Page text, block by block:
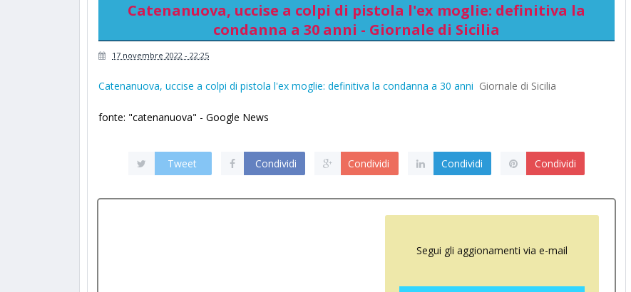
Catenanuova, uccise a colpi di pistola l'ex moglie: definitiva la
condanna a 30 anni - Giornale di Sicilia
17 novembre 2022 - 22:25
Catenanuova, uccise a colpi di pistola l'ex moglie: definitiva la condanna a 30 anni Giornale di Sicilia
fonte: "catenanuova" - Google News
Tweet Condividi Condividi Condividi Condividi
Segui gli aggionamenti via e-mail